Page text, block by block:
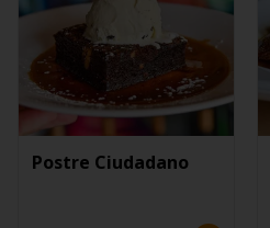
Postre Ciudadano